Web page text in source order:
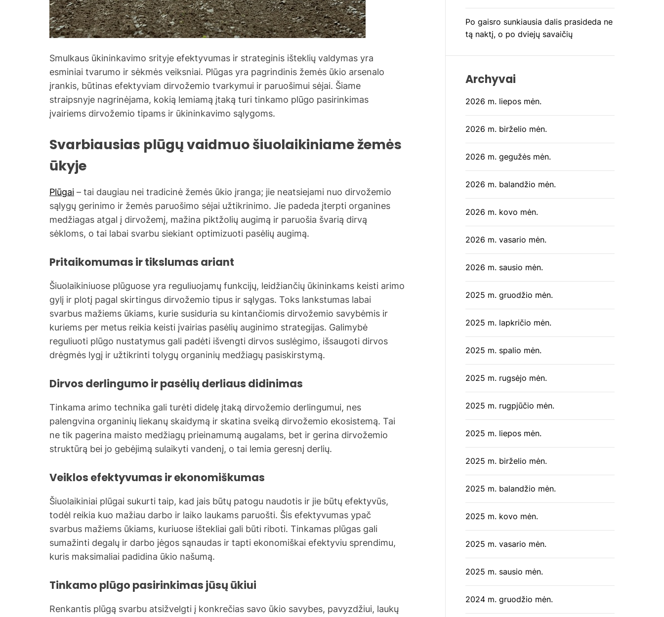
Smulkaus ūkininkavimo srityje efektyvumas ir strateginis išteklių valdymas yra
esminiai tvarumo ir sėkmės veiksniai. Plūgas yra pagrindinis žemės ūkio arsenalo
įrankis, būtinas efektyviam dirvožemio tvarkymui ir paruošimui sėjai. Šiame
straipsnyje nagrinėjama, kokią lemiamą įtaką turi tinkamo plūgo pasirinkimas
įvairiems dirvožemio tipams ir ūkininkavimo sąlygoms.
Svarbiausias plūgų vaidmuo šiuolaikiniame žemės
ūkyje
Plūgai – tai daugiau nei tradicinė žemės ūkio įranga; jie neatsiejami nuo dirvožemio
sąlygų gerinimo ir žemės paruošimo sėjai užtikrinimo. Jie padeda įterpti organines
medžiagas atgal į dirvožemį, mažina piktžolių augimą ir paruošia švarią dirvą
sėkloms, o tai labai svarbu siekiant optimizuoti pasėlių augimą.
Pritaikomumas ir tikslumas ariant
Šiuolaikiniuose plūguose yra reguliuojamų funkcijų, leidžiančių ūkininkams keisti arimo
gylį ir plotį pagal skirtingus dirvožemio tipus ir sąlygas. Toks lankstumas labai
svarbus mažiems ūkiams, kurie susiduria su kintančiomis dirvožemio savybėmis ir
kuriems per metus reikia keisti įvairias pasėlių auginimo strategijas. Galimybė
reguliuoti plūgo nustatymus gali padėti išvengti dirvos suslėgimo, išsaugoti dirvos
drėgmės lygį ir užtikrinti tolygų organinių medžiagų pasiskirstymą.
Dirvos derlingumo ir pasėlių derliaus didinimas
Tinkama arimo technika gali turėti didelę įtaką dirvožemio derlingumui, nes
palengvina organinių liekanų skaidymą ir skatina sveiką dirvožemio ekosistemą. Tai
ne tik pagerina maisto medžiagų prieinamumą augalams, bet ir gerina dirvožemio
struktūrą bei jo gebėjimą sulaikyti vandenį, o tai lemia geresnį derlių.
Veiklos efektyvumas ir ekonomiškumas
Šiuolaikiniai plūgai sukurti taip, kad jais būtų patogu naudotis ir jie būtų efektyvūs,
todėl reikia kuo mažiau darbo ir laiko laukams paruošti. Šis efektyvumas ypač
svarbus mažiems ūkiams, kuriuose ištekliai gali būti riboti. Tinkamas plūgas gali
sumažinti degalų ir darbo jėgos sąnaudas ir tapti ekonomiškai efektyviu sprendimu,
kuris maksimaliai padidina ūkio našumą.
Tinkamo plūgo pasirinkimas jūsų ūkiui
Renkantis plūgą svarbu atsižvelgti į konkrečias savo ūkio savybes, pavyzdžiui, laukų
Po gaisro sunkiausia dalis prasideda ne
tą naktį, o po dviejų savaičių
Archyvai
2026 m. liepos mėn.
2026 m. birželio mėn.
2026 m. gegužės mėn.
2026 m. balandžio mėn.
2026 m. kovo mėn.
2026 m. vasario mėn.
2026 m. sausio mėn.
2025 m. gruodžio mėn.
2025 m. lapkričio mėn.
2025 m. spalio mėn.
2025 m. rugsėjo mėn.
2025 m. rugpjūčio mėn.
2025 m. liepos mėn.
2025 m. birželio mėn.
2025 m. balandžio mėn.
2025 m. kovo mėn.
2025 m. vasario mėn.
2025 m. sausio mėn.
2024 m. gruodžio mėn.